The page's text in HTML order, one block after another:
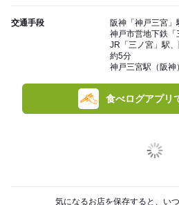
交通手段
阪神「神戸三宮
神戸市営地下鉄
JR「三ノ宮」駅
約5分
神戸三宮駅（阪神
食べログアプリ
気になるお店を保存すると、い